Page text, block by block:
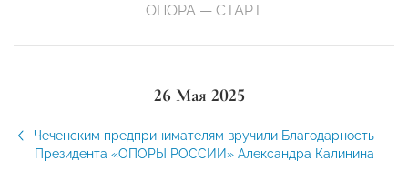
ОПОРА — СТАРТ
26 Мая 2025
Чеченским предпринимателям вручили Благодарность
Президента «ОПОРЫ РОССИИ» Александра Калинина